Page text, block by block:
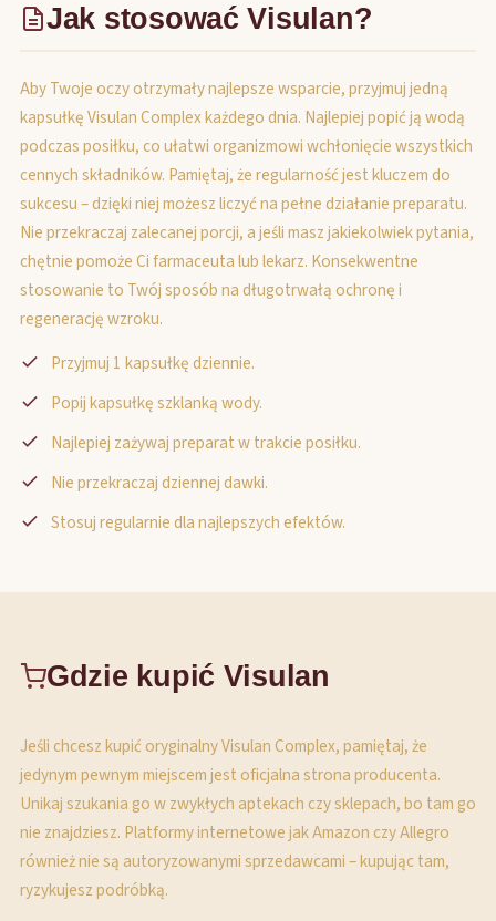
Jak stosować Visulan?
Aby Twoje oczy otrzymały najlepsze wsparcie, przyjmuj jedną
kapsułkę Visulan Complex każdego dnia. Najlepiej popić ją wodą
podczas posiłku, co ułatwi organizmowi wchłonięcie wszystkich
cennych składników. Pamiętaj, że regularność jest kluczem do
sukcesu – dzięki niej możesz liczyć na pełne działanie preparatu.
Nie przekraczaj zalecanej porcji, a jeśli masz jakiekolwiek pytania,
chętnie pomoże Ci farmaceuta lub lekarz. Konsekwentne
stosowanie to Twój sposób na długotrwałą ochronę i
regenerację wzroku.
Przyjmuj 1 kapsułkę dziennie.
Popij kapsułkę szklanką wody.
Najlepiej zażywaj preparat w trakcie posiłku.
Nie przekraczaj dziennej dawki.
Stosuj regularnie dla najlepszych efektów.
Gdzie kupić Visulan
Jeśli chcesz kupić oryginalny Visulan Complex, pamiętaj, że
jedynym pewnym miejscem jest oficjalna strona producenta.
Unikaj szukania go w zwykłych aptekach czy sklepach, bo tam go
nie znajdziesz. Platformy internetowe jak Amazon czy Allegro
również nie są autoryzowanymi sprzedawcami – kupując tam,
ryzykujesz podróbką.